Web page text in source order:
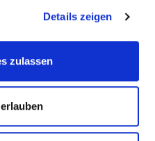
Details zeigen
zulassen
öffentlichen Rechts
des Bezirks